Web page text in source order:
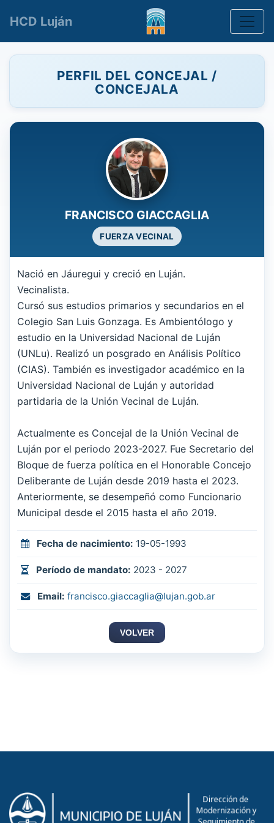
HCD Luján
PERFIL DEL CONCEJAL /
CONCEJALA
FRANCISCO GIACCAGLIA
FUERZA VECINAL
Nació en Jáuregui y creció en Luján.
Vecinalista.
Cursó sus estudios primarios y secundarios en el
Colegio San Luis Gonzaga. Es Ambientólogo y
estudio en la Universidad Nacional de Luján
(UNLu). Realizó un posgrado en Análisis Político
(CIAS). También es investigador académico en la
Universidad Nacional de Luján y autoridad
partidaria de la Unión Vecinal de Luján.
Actualmente es Concejal de la Unión Vecinal de
Luján por el periodo 2023-2027. Fue Secretario del
Bloque de fuerza política en el Honorable Concejo
Deliberante de Luján desde 2019 hasta el 2023.
Anteriormente, se desempeñó como Funcionario
Municipal desde el 2015 hasta el año 2019.
Fecha de nacimiento: 19-05-1993
Período de mandato: 2023 - 2027
Email: francisco.giaccaglia@lujan.gob.ar
VOLVER